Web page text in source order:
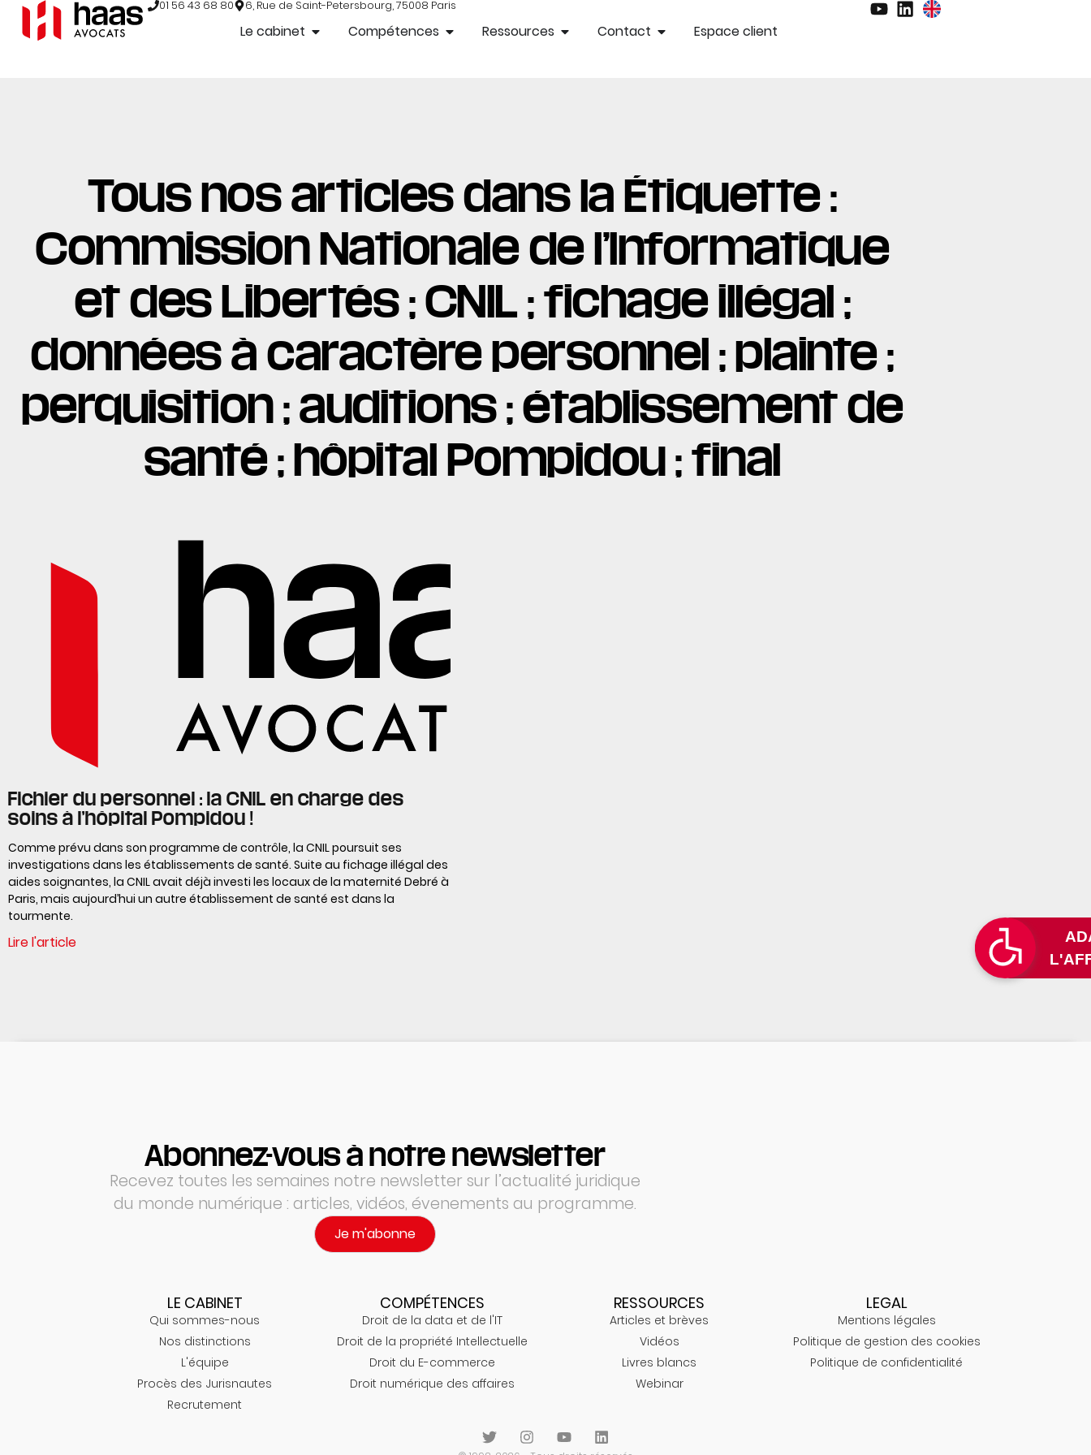
01 56 43 68 80 6, Rue de Saint-Petersbourg, 75008 Paris
Le cabinet Compétences Ressources Contact Espace client
Tous nos articles dans la Étiquette :
Commission Nationale de l’Informatique
et des Libertés ; CNIL ; fichage illégal ;
données à caractère personnel ; plainte ;
perquisition ; auditions ; établissement de
santé ; hôpital Pompidou ; final
Fichier du personnel : la CNIL en charge des
soins à l’hôpital Pompidou !
Comme prévu dans son programme de contrôle, la CNIL poursuit ses
investigations dans les établissements de santé. Suite au fichage illégal des
aides soignantes, la CNIL avait déjà investi les locaux de la maternité Debré à
Paris, mais aujourd’hui un autre établissement de santé est dans la
tourmente.
Lire l'article
Abonnez-vous à notre newsletter
Recevez toutes les semaines notre newsletter sur l’actualité juridique
du monde numérique : articles, vidéos, évenements au programme.
Je m'abonne
LE CABINET
Qui sommes-nous
Nos distinctions
L'équipe
Procès des Jurisnautes
Recrutement
COMPÉTENCES
Droit de la data et de l'IT
Droit de la propriété Intellectuelle
Droit du E-commerce
Droit numérique des affaires
RESSOURCES
Articles et brèves
Vidéos
Livres blancs
Webinar
LEGAL
Mentions légales
Politique de gestion des cookies
Politique de confidentialité